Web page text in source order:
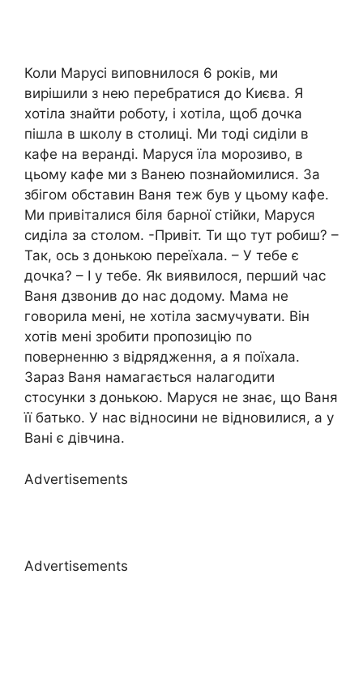
Коли Марусі виповнилося 6 років, ми
вирішили з нею перебратися до Києва. Я
хотіла знайти роботу, і хотіла, щоб дочка
пішла в школу в столиці. Ми тоді сиділи в
кафе на веранді. Маруся їла морозиво, в
цьому кафе ми з Ванею познайомилися. За
збігом обставин Ваня теж був у цьому кафе.
Ми привіталися біля барної стійки, Маруся
сиділа за столом. -Привіт. Ти що тут робиш? –
Так, ось з донькою переїхала. – У тебе є
дочка? – І у тебе. Як виявилося, перший час
Ваня дзвонив до нас додому. Мама не
говорила мені, не хотіла засмучувати. Він
хотів мені зробити пропозицію по
поверненню з відрядження, а я поїхала.
Зараз Ваня намагається налагодити
стосунки з донькою. Маруся не знає, що Ваня
її батько. У нас відносини не відновилися, а у
Вані є дівчина.
Advertisements
Advertisements